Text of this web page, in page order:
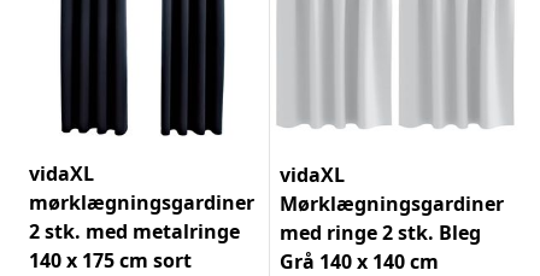
vidaXL
mørklægningsgardiner
2 stk. med metalringe
140 x 175 cm sort
vidaXL
Mørklægningsgardiner
med ringe 2 stk. Bleg
Grå 140 x 140 cm